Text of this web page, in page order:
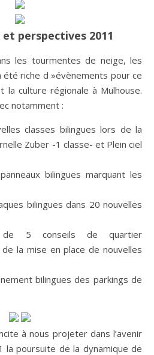
et perspectives 2011
les tourmentes de neige, les
riche d »évènements pour ce
la culture régionale à Mulhouse.
notamment :
classes bilingues lors de la
Zuber -1 classe- et Plein ciel
bilingues marquant les
bilingues dans 20 nouvelles
de 5 conseils de quartier
la mise en place de nouvelles
bilingues des parkings de
à nous projeter dans l’avenir
poursuite de la dynamique de